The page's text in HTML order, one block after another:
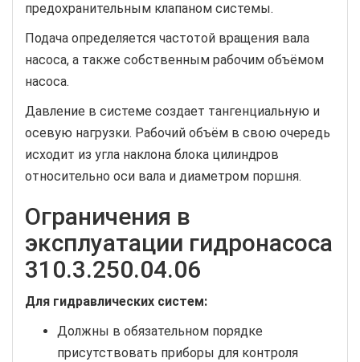
предохранительным клапаном системы.
Подача определяется частотой вращения вала
насоса, а также собственным рабочим объёмом
насоса.
Давление в системе создает тангенциальную и
осевую нагрузки. Рабочий объём в свою очередь
исходит из угла наклона блока цилиндров
относительно оси вала и диаметром поршня.
Ограничения в
эксплуатации гидронасоса
310.3.250.04.06
Для гидравлических систем:
Должны в обязательном порядке
присутствовать приборы для контроля